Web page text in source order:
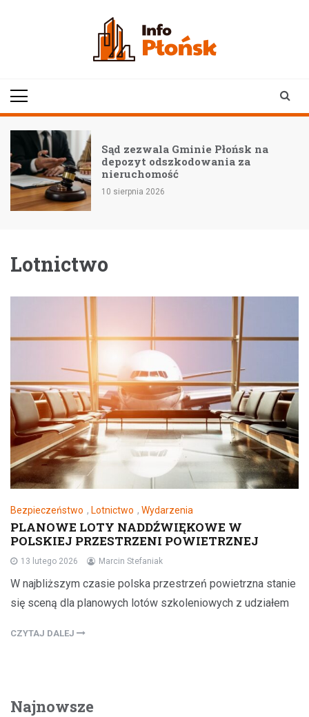
Sąd zezwala Gminie Płońsk na
depozyt odszkodowania za
nieruchomość
10 sierpnia 2026
Lotnictwo
Bezpieczeństwo , Lotnictwo , Wydarzenia
PLANOWE LOTY NADDŹWIĘKOWE W
POLSKIEJ PRZESTRZENI POWIETRZNEJ
13 lutego 2026 Marcin Stefaniak
W najbliższym czasie polska przestrzeń powietrzna stanie
się sceną dla planowych lotów szkoleniowych z udziałem
CZYTAJ DALEJ
Najnowsze